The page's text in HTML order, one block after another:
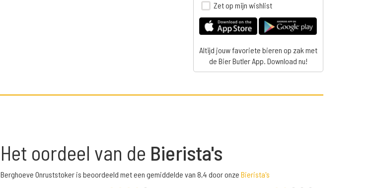
Zet op mijn wishlist
Altijd jouw favoriete bieren op zak met
de Bier Butler App. Download nu!
Het oordeel van de Bierista's
Berghoeve Onruststoker is beoordeeld met een gemiddelde van 8,4 door onze Bierista's